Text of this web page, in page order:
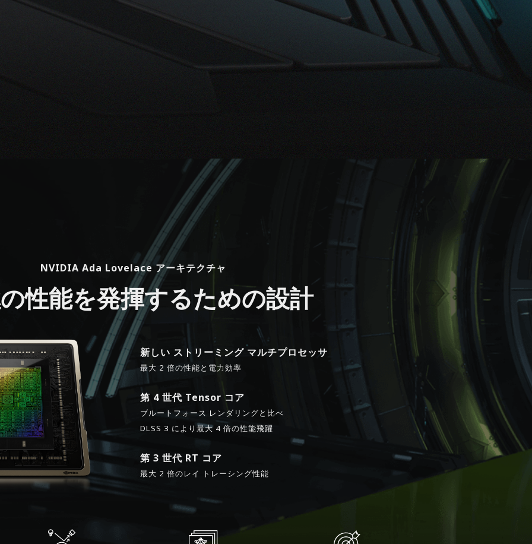
NVIDIA Ada Lovelace アーキテクチャ
性能を発揮するための設計
新しい ストリーミング マルチプロセッサ
最大 2 倍の性能と電力効率
第 4 世代 Tensor コア
ブルートフォース レンダリングと比べ
DLSS 3 により最大 4 倍の性能飛躍
第 3 世代 RT コア
最大 2 倍のレイ トレーシング性能